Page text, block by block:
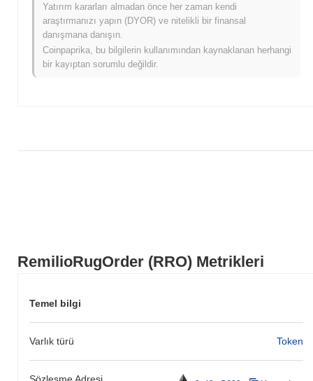
RemilioRugOrder (RRO) Metrikleri
Temel bilgi
Varlık türü Token
Sözleşme Adresi
RemilioRugOrder, daha geniş kripto piyasasıyla
karşılaştırıldığında nasıl performans gösteriyor?
Son 7 günde RemilioRugOrder0.00%kazandı, genel kripto
piyasasından0.56%kazanç kaydeden daha düşük performans
gösterdi. Bu, daha geniş piyasa momentumuna göre RRO'ün fiyat
Yatırım kararları almadan önce her zaman kendi
araştırmanızı yapın (DYOR) ve nitelikli bir finansal
danışmana danışın.
Coinpaprika, bu bilgilerin kullanımından kaynaklanan herhangi
bir kayıptan sorumlu değildir.